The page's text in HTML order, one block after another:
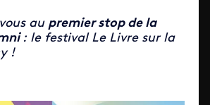
au premier stop de la
: le festival Le Livre sur la
!